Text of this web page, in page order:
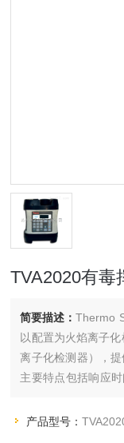
TVA2020有毒
简要描述：Thermo
以配置为火焰离子
离子化检测器），
主要特点包括响应
产品型号：